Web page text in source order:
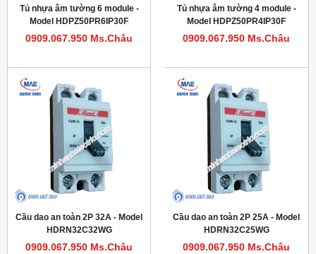
Tủ nhựa âm tường 6 module -
Model HDPZ50PR6IP30F
0909.067.950 Ms.Châu
Tủ nhựa âm tường 4 module -
Model HDPZ50PR4IP30F
0909.067.950 Ms.Châu
Cầu dao an toàn 2P 32A - Model
HDRN32C32WG
0909.067.950 Ms.Châu
Cầu dao an toàn 2P 25A - Model
HDRN32C25WG
0909.067.950 Ms.Châu